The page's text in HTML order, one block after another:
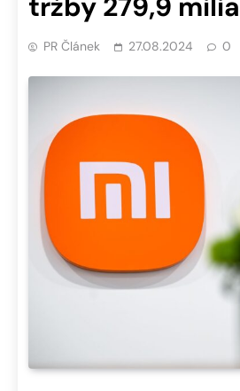
PR Článek 27.08.2024 0